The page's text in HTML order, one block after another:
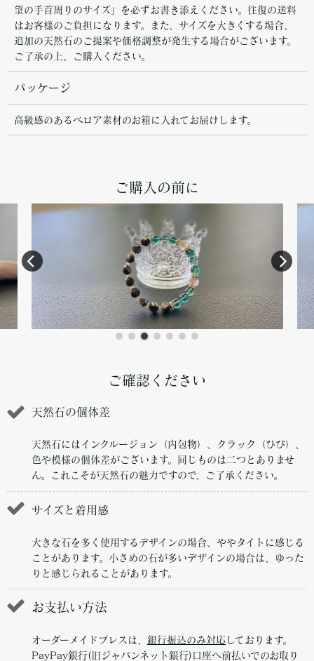
望の手首周りのサイズ」を必ずお書き添えください。往復の送料
はお客様のご負担になります。また、サイズを大きくする場合、
追加の天然石のご提案や価格調整が発生する場合がございます。
ご了承の上、ご購入ください。
パッケージ
高級感のあるベロア素材のお箱に入れてお届けします。
ご購入の前に
ご確認ください
天然石の個体差
天然石にはインクルージョン（内包物）、クラック（ひび）、
色や模様の個体差がございます。同じものは二つとありませ
ん。これこそが天然石の魅力ですので、ご了承ください。
サイズと着用感
大きな石を多く使用するデザインの場合、ややタイトに感じる
ことがあります。小さめの石が多いデザインの場合は、ゆった
りと感じられることがあります。
お支払い方法
オーダーメイドブレスは、 銀行振込のみ対応 しております。
PayPay銀行(旧ジャパンネット銀行)口座へ前払いでのお取り